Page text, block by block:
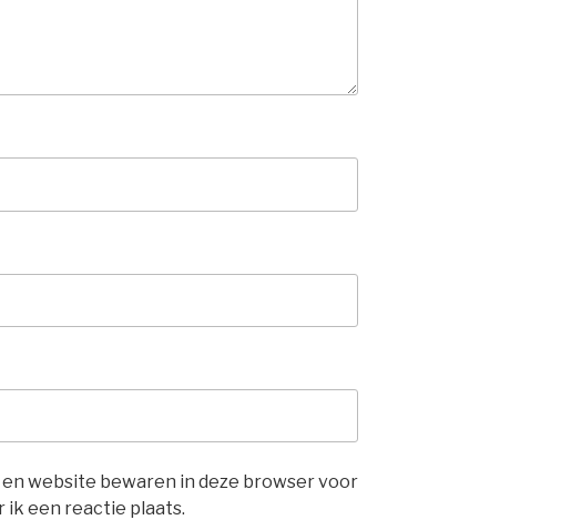
en website bewaren in deze browser voor
ik een reactie plaats.